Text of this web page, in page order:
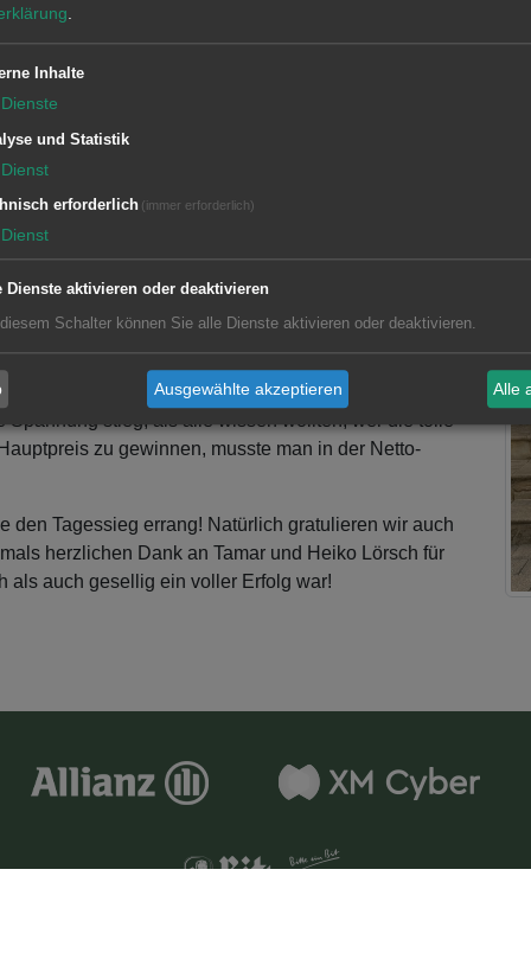
Heiko Lörsch, war ein rundum gelungenes Turnier.
sicherlich zum perfekten Ablauf beitrug. Das
am HWH I und überraschte alle mit vielen tollen
sich vor dem Start bei einem leckeren Kaffee vom
der Kanone den offiziellen Beginn markierte.
schöne Fairways, ausgezeichnete Grüns und
und erlesenen Weinen aus der Pfalz
Spannung stieg, als alle wissen wollten, wer die tolle
zu gewinnen, musste man in der Netto-
den Tagessieg errang! Natürlich gratulieren wir auch
herzlichen Dank an Tamar und Heiko Lörsch für
als auch gesellig ein voller Erfolg war!
Inhalte
Dienste
und Statistik
Dienst
erforderlich (immer erforderlich)
Dienst
Dienste aktivieren oder deaktivieren
Schalter können Sie alle Dienste aktivieren oder deaktivieren.
Ausgewählte akzeptieren Alle